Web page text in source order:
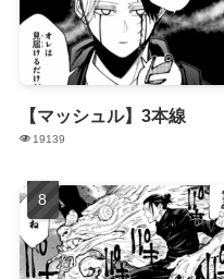
【マッシュル】3本線
19139